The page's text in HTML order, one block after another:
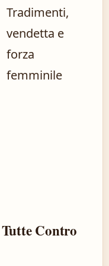
Tradimenti,
vendetta e
forza
femminile
Contro